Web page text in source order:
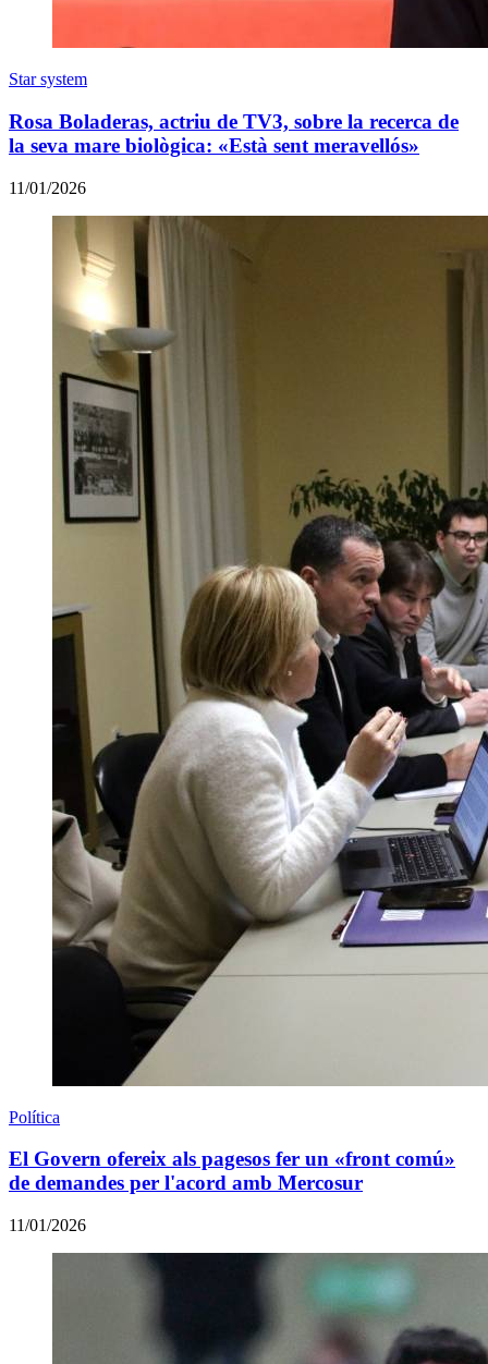
Star system
Rosa Boladeras, actriu de TV3, sobre la recerca de
la seva mare biològica: «Està sent meravellós»
11/01/2026
Política
El Govern ofereix als pagesos fer un «front comú»
de demandes per l'acord amb Mercosur
11/01/2026